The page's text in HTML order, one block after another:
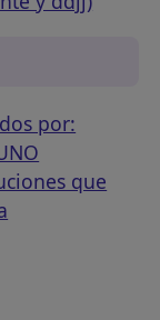
por:
que